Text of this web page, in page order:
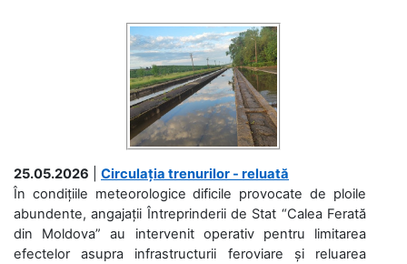
25.05.2026
Circulația trenurilor - reluată
În condițiile meteorologice dificile provocate de ploile
abundente, angajații Întreprinderii de Stat “Calea Ferată
din Moldova” au intervenit operativ pentru limitarea
efectelor asupra infrastructurii feroviare și reluarea